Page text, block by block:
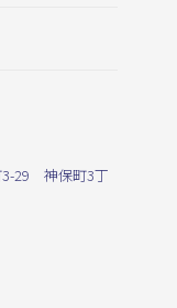
3-29 神保町3丁